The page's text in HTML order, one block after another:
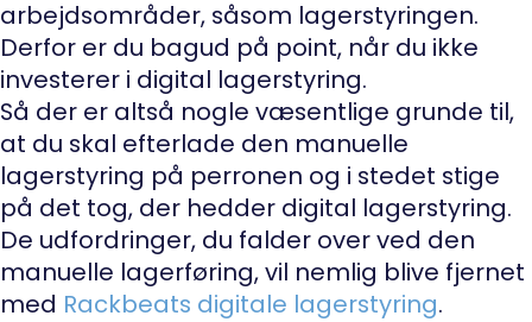
arbejdsområder, såsom lagerstyringen.
Derfor er du bagud på point, når du ikke
investerer i digital lagerstyring.
Så der er altså nogle væsentlige grunde til,
at du skal efterlade den manuelle
lagerstyring på perronen og i stedet stige
på det tog, der hedder digital lagerstyring.
De udfordringer, du falder over ved den
manuelle lagerføring, vil nemlig blive fjernet
med Rackbeats digitale lagerstyring.